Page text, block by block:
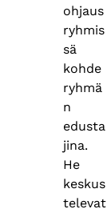
ohjaus
ryhmis
sä
kohde
ryhmä
n
edusta
jina.
He
keskus
televat